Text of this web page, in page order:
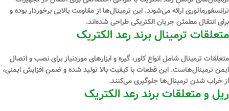
ترانسفورماتوری ارائه می‌شوند. این ترمینال‌ها از مقاومت بالایی برخوردار بوده و
برای انتقال مطمئن جریان الکتریکی طراحی شده‌اند.
متعلقات ترمینال برند رعد الکتریک
متعلقات ترمینال شامل انواع کاور، گیره و ابزارهای موردنیاز برای نصب و اتصال
ایمن ترمینال‌هاست. این قطعات با کیفیت بالا تولید شده و ضمن افزایش ایمنی،
از خراب شدن ترمینال‌ها جلوگیری می‌کنند.
ریل و متعلقات برند رعد الکتریک